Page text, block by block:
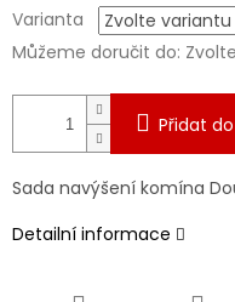
Varianta
Můžeme doručit do:
Přidat
Sada navýšení komína
Detailní informace